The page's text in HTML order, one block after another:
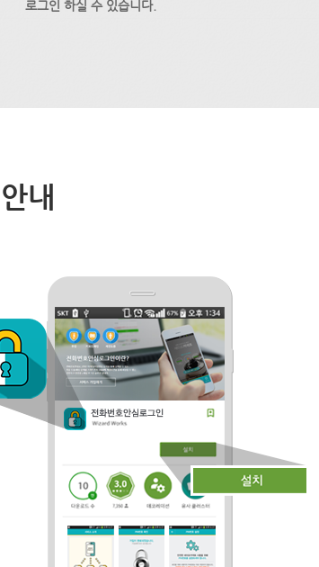
로그인 하실 수 있습니다.
내